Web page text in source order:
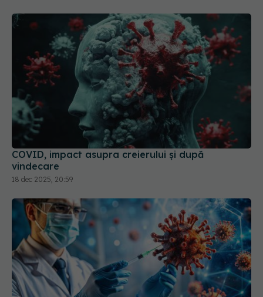
COVID, impact asupra creierului și după
vindecare
18 dec 2025, 20:59